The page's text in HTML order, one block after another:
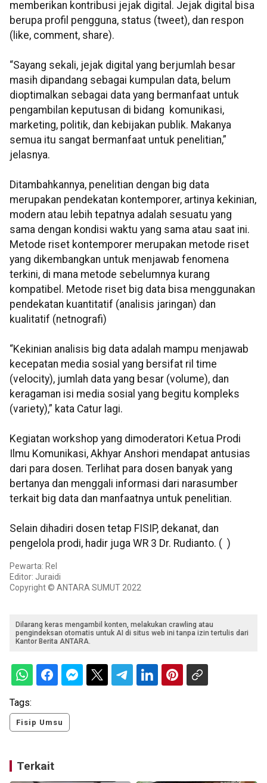
memberikan kontribusi jejak digital. Jejak digital bisa
berupa profil pengguna, status (tweet), dan respon
(like, comment, share).
“Sayang sekali, jejak digital yang berjumlah besar
masih dipandang sebagai kumpulan data, belum
dioptimalkan sebagai data yang bermanfaat untuk
pengambilan keputusan di bidang komunikasi,
marketing, politik, dan kebijakan publik. Makanya
semua itu sangat bermanfaat untuk penelitian,”
jelasnya.
Ditambahkannya, penelitian dengan big data
merupakan pendekatan kontemporer, artinya kekinian,
modern atau lebih tepatnya adalah sesuatu yang
sama dengan kondisi waktu yang sama atau saat ini.
Metode riset kontemporer merupakan metode riset
yang dikembangkan untuk menjawab fenomena
terkini, di mana metode sebelumnya kurang
kompatibel. Metode riset big data bisa menggunakan
pendekatan kuantitatif (analisis jaringan) dan
kualitatif (netnografi)
“Kekinian analisis big data adalah mampu menjawab
kecepatan media sosial yang bersifat ril time
(velocity), jumlah data yang besar (volume), dan
keragaman isi media sosial yang begitu kompleks
(variety),” kata Catur lagi.
Kegiatan workshop yang dimoderatori Ketua Prodi
Ilmu Komunikasi, Akhyar Anshori mendapat antusias
dari para dosen. Terlihat para dosen banyak yang
bertanya dan menggali informasi dari narasumber
terkait big data dan manfaatnya untuk penelitian.
Selain dihadiri dosen tetap FISIP, dekanat, dan
pengelola prodi, hadir juga WR 3 Dr. Rudianto. ( )
Pewarta: Rel
Editor: Juraidi
Copyright © ANTARA SUMUT 2022
Dilarang keras mengambil konten, melakukan crawling atau
pengindeksan otomatis untuk AI di situs web ini tanpa izin tertulis dari
Kantor Berita ANTARA.
Tags:
Fisip Umsu
Terkait